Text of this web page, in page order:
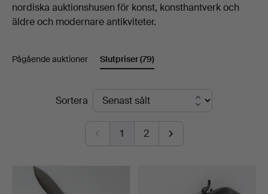
nordiska auktionshusen för konst, konsthantverk och
äldre och modernare antikviteter.
Pågående auktioner Slutpriser(79)
SlutpriserSortera
1 2